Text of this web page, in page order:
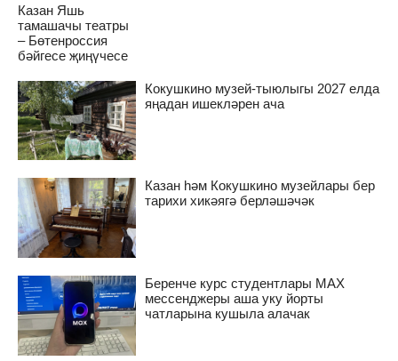
Казан Яшь
тамашачы театры
– Бөтенроссия
бәйгесе җиңүчесе
Кокушкино музей-тыюлыгы 2027 елда
яңадан ишекләрен ача
Казан һәм Кокушкино музейлары бер
тарихи хикәягә берләшәчәк
Беренче курс студентлары MAX
мессенджеры аша уку йорты
чатларына кушыла алачак